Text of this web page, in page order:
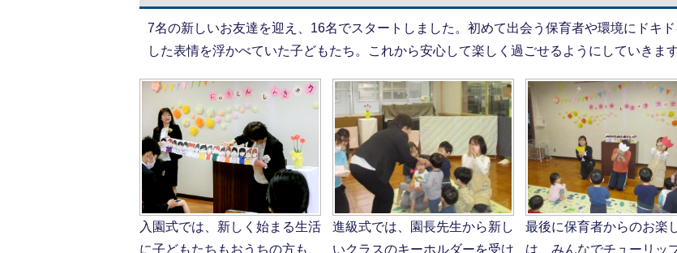
7名の新しいお友達を迎え、16名でスタートしました。初めて出会う保育者や環境にドキド
した表情を浮かべていた子どもたち。これから安心して楽しく過ごせるようにしていきます
入園式では、新しく始まる生活
に子どもたちもおうちの方も、
進級式では、園長先生から新し
いクラスのキーホルダーを受け
最後に保育者からのお楽
は、みんなでチューリッ